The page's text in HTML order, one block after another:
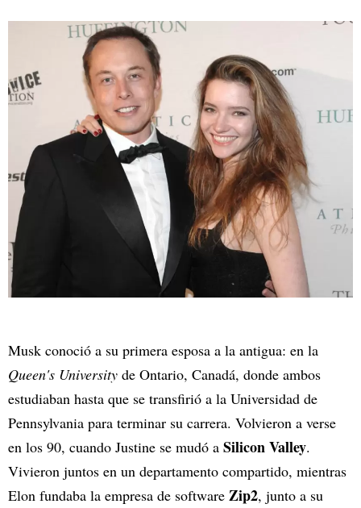
Musk conoció a su primera esposa a la antigua: en la
Queen's University de Ontario, Canadá, donde ambos
estudiaban hasta que se transfirió a la Universidad de
Pennsylvania para terminar su carrera. Volvieron a verse
en los 90, cuando Justine se mudó a Silicon Valley.
Vivieron juntos en un departamento compartido, mientras
Elon fundaba la empresa de software Zip2, junto a su